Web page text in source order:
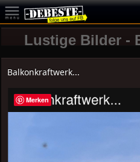
Lustige Bilder -
Balkonkraftwerk...
Merken